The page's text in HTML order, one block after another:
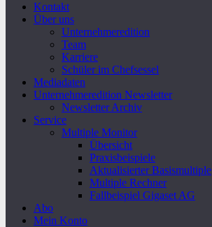
Kontakt
Über uns
Unternehmeredition
Team
Karriere
Schüler im Chefsessel
Mediadaten
Unternehmeredition Newsletter
Newsletter Archiv
Service
Multiple Monitor
Übersicht
Praxisbeispiele
Aktualisierter Basismultiple
Multiple Rechner
Fallbeispiel Gigaset AG
Abo
Mein Konto